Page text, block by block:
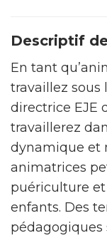
Descriptif
En tant
travaillez sous
directrice EJE
travaillerez
dynamique et
animatrices
puériculture
enfants. Des